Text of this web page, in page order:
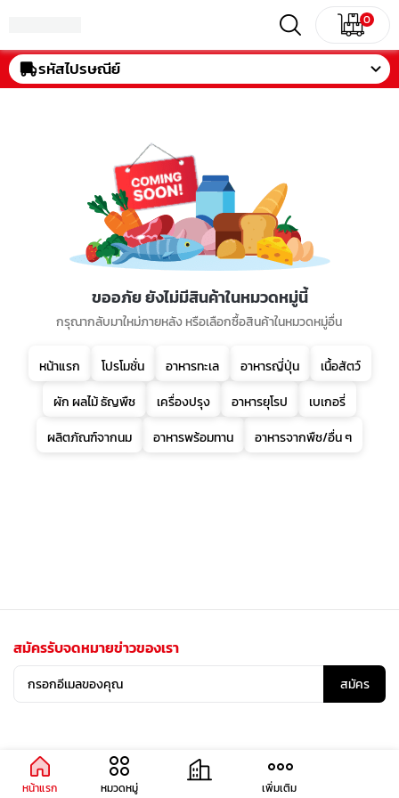
0
รหัสไปรษณีย์
ขออภัย ยังไม่มีสินค้าในหมวดหมู่นี้
กรุณากลับมาใหม่ภายหลัง หรือเลือกซื้อสินค้าในหมวดหมู่อื่น
หน้าแรก โปรโมชั่น อาหารทะเล อาหารญี่ปุ่น
เนื้อสัตว์
ผัก ผลไม้ ธัญพืช
เครื่องปรุง อาหารยุโรป
เบเกอรี่
ผลิตภัณฑ์จากนม
อาหารพร้อมทาน อาหารจากพืช/อื่น ๆ
สมัครรับจดหมายข่าวของเรา
สมัคร
หน้าแรก หมวดหมู่ เพิ่มเติม